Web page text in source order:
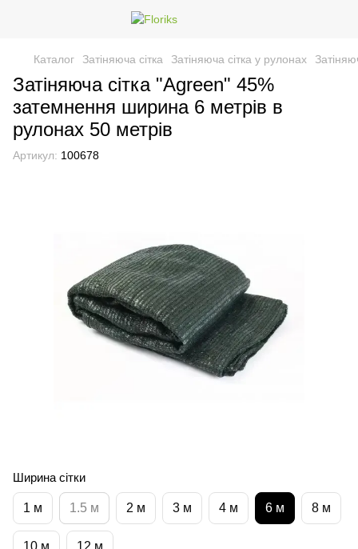
Каталог Затіняюча сітка Затіняюча сітка у рулонах
Затіняюча сітка "Agreen" 45%
затемнення ширина 6 метрів в
рулонах 50 метрів
Артикул: 100678
Ширина сітки
1 м 1.5 м 2 м 3 м 4 м 6 м 8 м
10 м 12 м